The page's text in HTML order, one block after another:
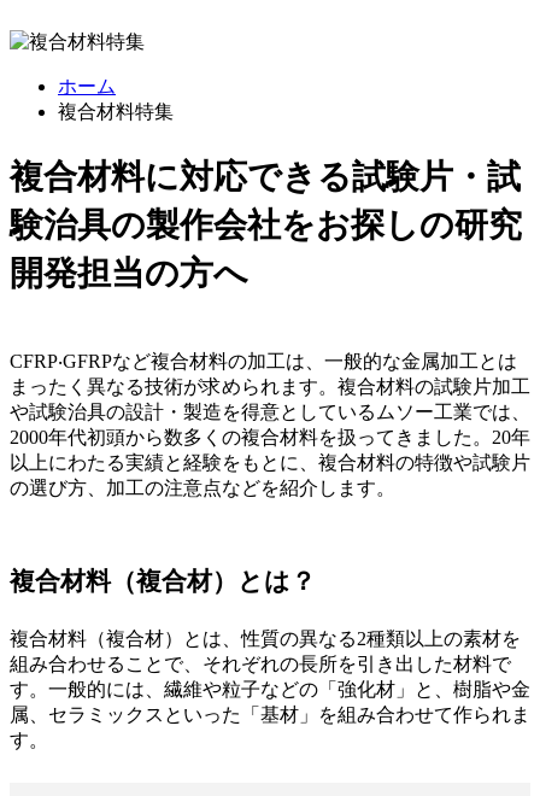
ホーム
複合材料特集
複合材料に対応できる試験片・試
験治具の製作会社をお探しの研究
開発担当の方へ
CFRP‧GFRPなど複合材料の加工は、一般的な金属加工とは
まったく異なる技術が求められます。複合材料の試験片加工
や試験治具の設計・製造を得意としているムソー工業では、
2000年代初頭から数多くの複合材料を扱ってきました。20年
以上にわたる実績と経験をもとに、複合材料の特徴や試験片
の選び方、加工の注意点などを紹介します。
複合材料（複合材）とは？
複合材料（複合材）とは、性質の異なる2種類以上の素材を
組み合わせることで、それぞれの長所を引き出した材料で
す。一般的には、繊維や粒子などの「強化材」と、樹脂や金
属、セラミックスといった「基材」を組み合わせて作られま
す。